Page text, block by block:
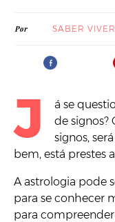
Por SABER VIVER
J
á se
de signos?
signos,
bem, está prestes
A astrologia pode
para se conhecer
para